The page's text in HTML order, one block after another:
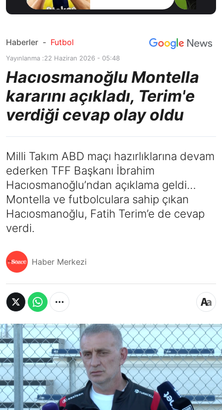
Haberler - Futbol
Yayınlanma :22 Haziran 2026 - 05:48
Hacıosmanoğlu Montella
kararını açıkladı, Terim'e
verdiği cevap olay oldu
Milli Takım ABD maçı hazırlıklarına devam
ederken TFF Başkanı İbrahim
Hacıosmanoğlu’ndan açıklama geldi…
Montella ve futbolculara sahip çıkan
Hacıosmanoğlu, Fatih Terim’e de cevap
verdi.
Haber Merkezi